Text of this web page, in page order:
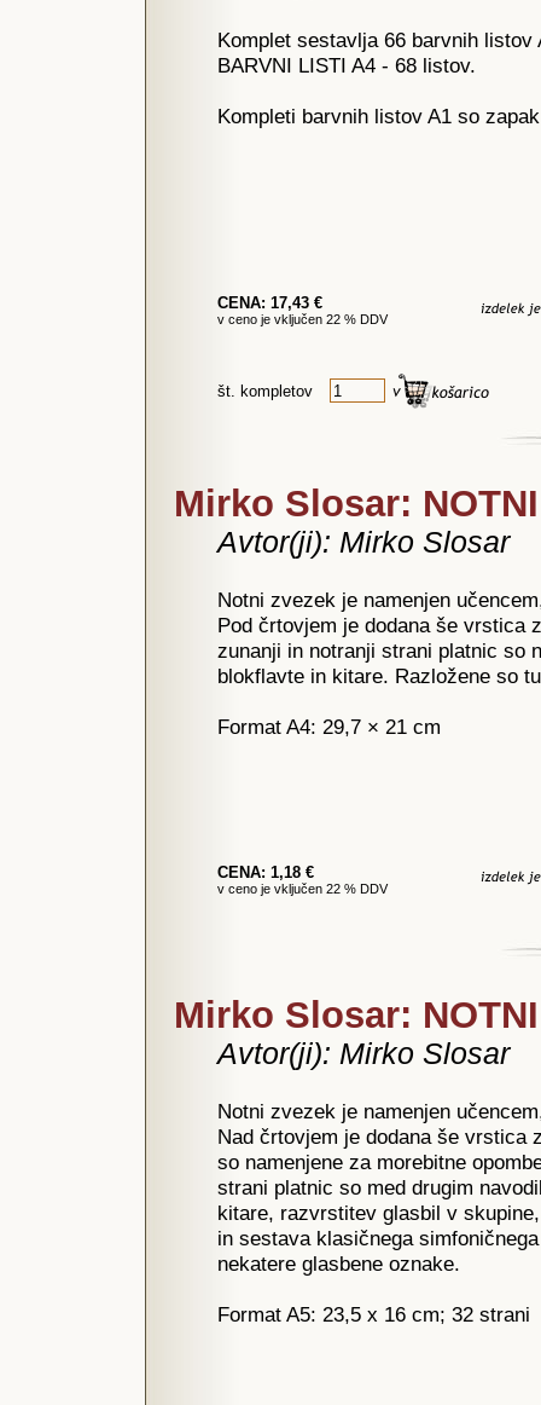
Komplet sestavlja 66 barvnih
BARVNI LISTI A4 - 68 listov.
Kompleti barvnih listov A1 so
CENA: 17,43 €
v ceno je vključen 22 % DDV
št. kompletov
Mirko Slosar:
Avtor(ji): Mirko Slosar
Notni zvezek je namenjen
Pod črtovjem je dodana še vrstica
zunanji in notranji strani platnic so
blokflavte in kitare. Razložene so
Format A4: 29,7 × 21 cm
CENA: 1,18 €
v ceno je vključen 22 % DDV
Mirko Slosar:
Avtor(ji): Mirko Slosar
Notni zvezek je namenjen
Nad črtovjem je dodana še vrstica
so namenjene za morebitne
strani platnic so med drugim
kitare, razvrstitev glasbil v
in sestava klasičnega
nekatere glasbene oznake.
Format A5: 23,5 x 16 cm; 32 strani